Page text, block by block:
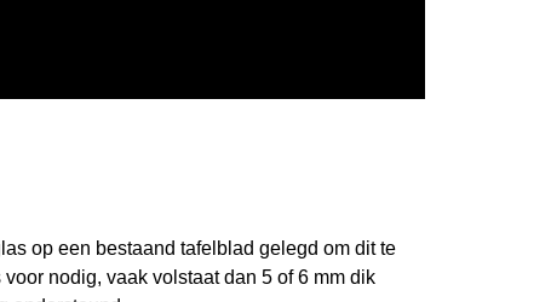
op een bestaand tafelblad gelegd om dit te
nodig, vaak volstaat dan 5 of 6 mm dik